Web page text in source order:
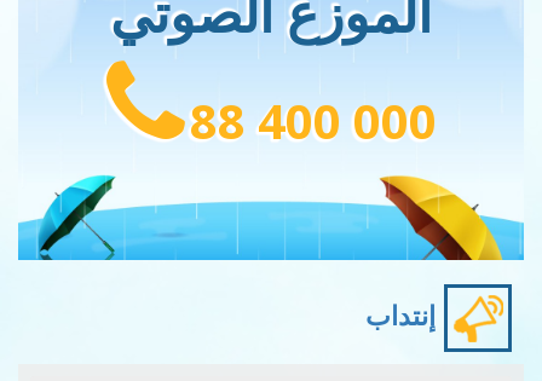
الموزع الصوتي
88 400 000
إنتداب